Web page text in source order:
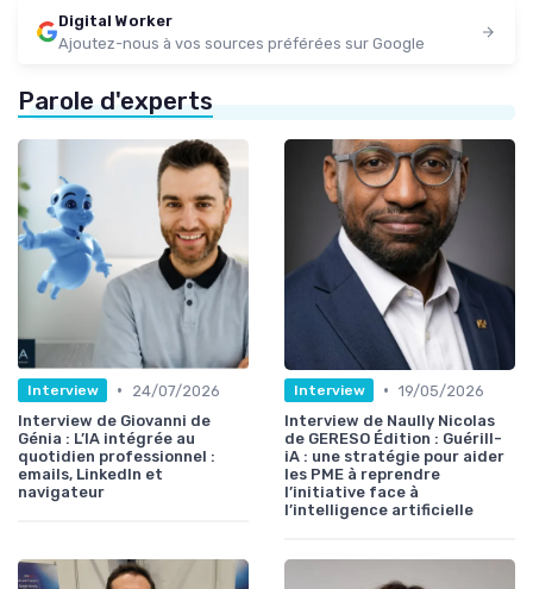
Digital Worker
Ajoutez-nous à vos sources préférées sur Google
Parole d'experts
Interview •
24/07/2026
Interview de Giovanni de
Génia : L’IA intégrée au
quotidien professionnel :
emails, LinkedIn et
navigateur
Interview • 19/05/2026
Interview de Naully Nicolas
de GERESO Édition : Guérill-
iA : une stratégie pour aider
les PME à reprendre
l’initiative face à
l’intelligence artificielle